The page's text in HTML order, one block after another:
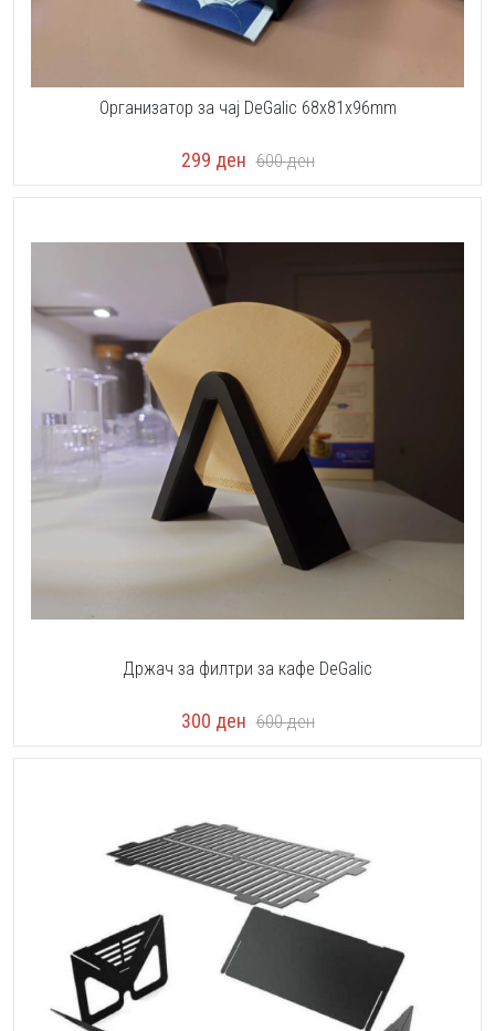
Организатор за чај DeGalic 68x81x96mm
299 ден 600ден
Држач за филтри за кафе DeGalic
300 ден 600ден